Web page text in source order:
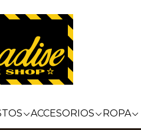
ACCESORIOS ROPA